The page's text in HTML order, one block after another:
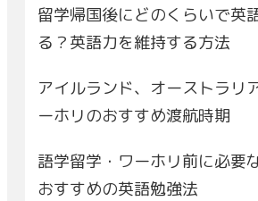
留学帰国後にどのくらいで英
る？英語力を維持する方法
アイルランド、オーストラリ
ーホリのおすすめ渡航時期
語学留学・ワーホリ前に必要
おすすめの英語勉強法